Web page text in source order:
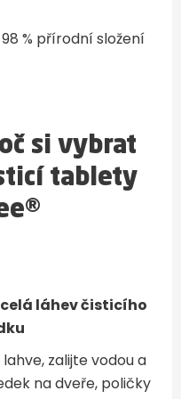
98 % přírodní složení
si vybrat
tablety
láhev čisticího
zalijte vodou a
na dveře, poličky